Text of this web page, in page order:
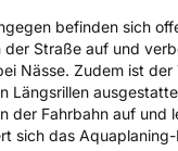
B
befinden sich
der Straße auf und
Nässe. Zudem ist der
Längsrillen
der Fahrbahn auf und
sich das Aquaplaning-